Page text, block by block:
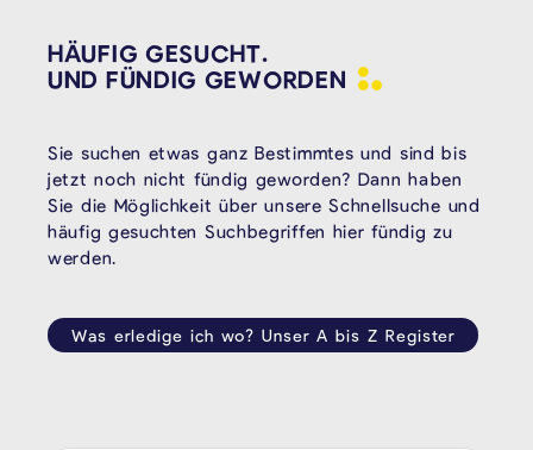
HÄUFIG GESUCHT.
UND FÜNDIG GEWORDEN
Sie suchen etwas ganz Bestimmtes und sind bis
jetzt noch nicht fündig geworden? Dann haben
Sie die Möglichkeit über unsere Schnellsuche und
häufig gesuchten Suchbegriffen hier fündig zu
werden.
Was erledige ich wo? Unser A bis Z Register